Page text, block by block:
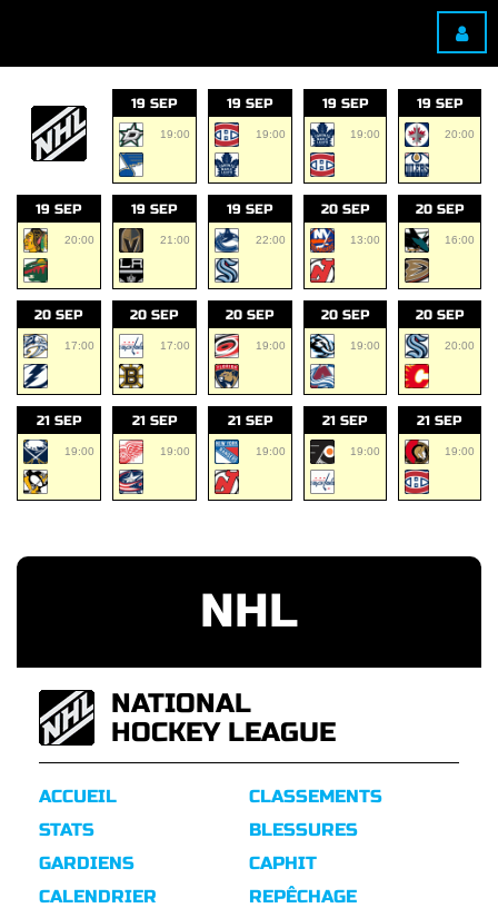
19 SEP
19:00
19 SEP
19:00
19 SEP
19:00
19 SEP
20:00
19 SEP
20:00
19 SEP
21:00
19 SEP
22:00
20 SEP
13:00
20 SEP
16:00
20 SEP
17:00
20 SEP
17:00
20 SEP
19:00
20 SEP
19:00
20 SEP
20:00
21 SEP
19:00
21 SEP
19:00
21 SEP
19:00
21 SEP
19:00
21 SEP
19:00
NHL
NATIONAL
HOCKEY LEAGUE
ACCUEIL
STATS
GARDIENS
CALENDRIER
CLASSEMENTS
BLESSURES
CAPHIT
REPÊCHAGE